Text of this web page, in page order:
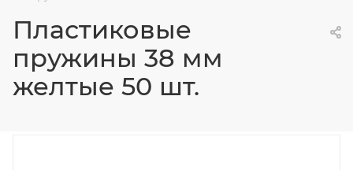
Пластиковые
пружины 38 мм
желтые 50 шт.